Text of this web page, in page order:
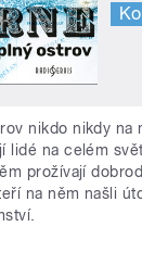
nikdo nikdy na
lidé na celém
prožívají
na něm našli